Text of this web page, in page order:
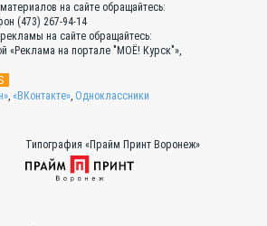
на сайте обращайтесь:
(473) 267-94-14
на сайте обращайтесь:
«Реклама на портале "МОЁ! Курск"»,
, «ВКонтакте», Одноклассники
Типография «Прайм Принт Воронеж»